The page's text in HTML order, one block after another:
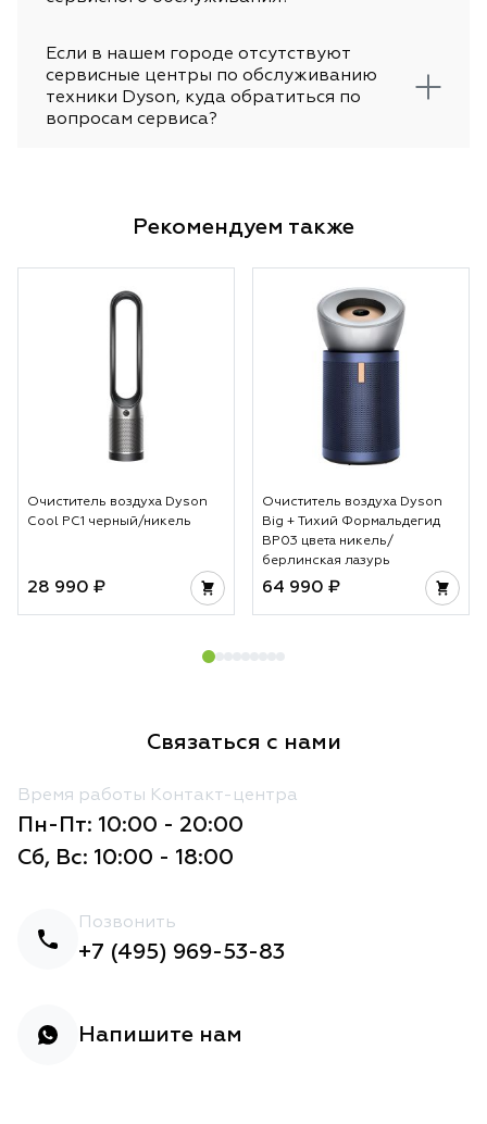
Если в нашем городе отсутствуют
сервисные центры по обслуживанию
техники Dyson, куда обратиться по
вопросам сервиса?
Рекомендуем также
Очиститель воздуха Dyson
Cool PC1 черный/никель
28 990 ₽
Очиститель воздуха Dyson
Big + Тихий Формальдегид
BP03 цвета никель/
берлинская лазурь
64 990 ₽
Связаться с нами
Время работы Контакт-центра
Пн-Пт: 10:00 - 20:00
Сб, Вс: 10:00 - 18:00
Позвонить
+7 (495) 969-53-83
Напишите нам